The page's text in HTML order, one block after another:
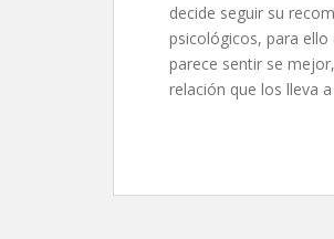
decide seguir su
psicológicos, para ello
parece sentir se
relación que los lleva